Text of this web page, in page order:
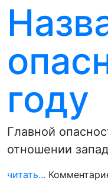
году
Главной
отношении
читать...